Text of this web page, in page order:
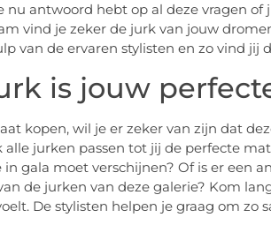
nu antwoord hebt op al deze vragen of
vind je zeker de jurk van jouw
van de ervaren stylisten en zo vind jij
is jouw
kopen, wil je er zeker van zijn dat
alle jurken passen tot jij de perfecte
gala moet verschijnen? Of is er een
de jurken van deze galerie? Kom
De stylisten helpen je graag om zo